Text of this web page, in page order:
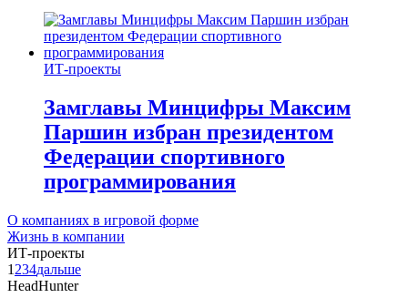
ИТ-проекты
Замглавы Минцифры Максим
Паршин избран президентом
Федерации спортивного
программирования
О компаниях в игровой форме
Жизнь в компании
ИТ-проекты
1 234дальше
HeadHunter